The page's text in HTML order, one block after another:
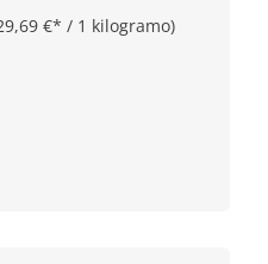
€* / 1 kilogramo)